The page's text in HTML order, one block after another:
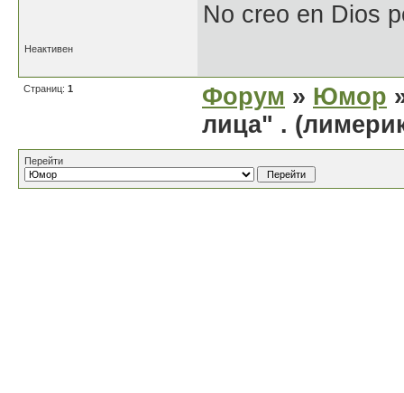
No creo en Dios
Неактивен
Страниц: 1 Форум » Юмор
лица" .
Перейти